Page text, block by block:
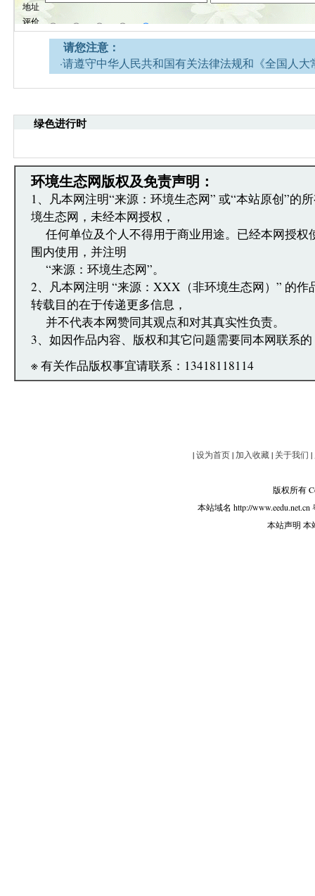
请您注意：
·请遵守中华人民共和国有关法律法规和《全国人
引起的法律责任。
·环境生态网文章跟帖管理员有权保留或删除其管辖
·发表本评论即表明您已经阅读并接受上述条款，如
文章跟帖管理员反映。
绿色进行时
环境生态网版权及免责声明：
1、凡本网注明“来源：环境生态网” 或“本站原创”的
境生态网，未经本网授权，
任何单位及个人不得用于商业用途。已经本网授权
围内使用，并注明
“来源：环境生态网”。
2、凡本网注明 “来源：XXX（非环境生态网）” 的作
转载目的在于传递更多信息，
并不代表本网赞同其观点和对其真实性负责。
3、如因作品内容、版权和其它问题需要同本网联系
※ 有关作品版权事宜请联系：13418118114
|设为首页|加入收藏| 关于我们 |
版权所有
本站域名 http://www.eedu.net.cn
本站声明 本